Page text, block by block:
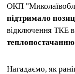
ОКП
підтримало
відключення ТКЕ
теплопостачанню
Нагадаємо, як